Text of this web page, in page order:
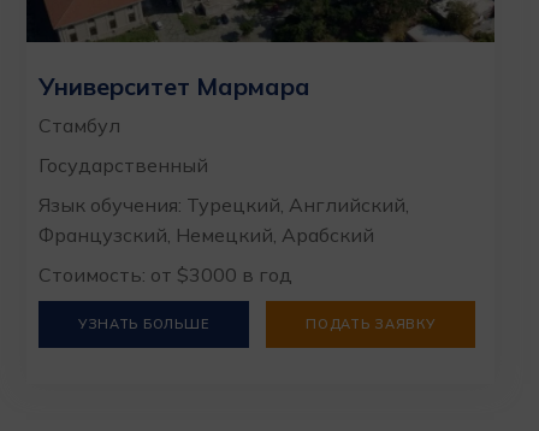
Университет Мармара
Стамбул
Государственный
Язык обучения: Турецкий, Английский,
Французский, Немецкий, Арабский
Стоимость: от $3000 в год
УЗНАТЬ БОЛЬШЕ ПОДАТЬ ЗАЯВКУ